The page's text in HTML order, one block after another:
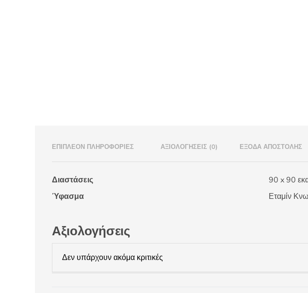
ΕΠΙΠΛΈΟΝ ΠΛΗΡΟΦΟΡΊΕΣ ΑΞΙΟΛΟΓΉΣΕΙΣ (0) ΈΞΟΔΑ ΑΠΟΣΤΟΛΉΣ
Διαστάσεις
90 x 90
Ύφασμα
Εταμίν
Αξιολογήσεις
Δεν υπάρχουν ακόμα κριτικές